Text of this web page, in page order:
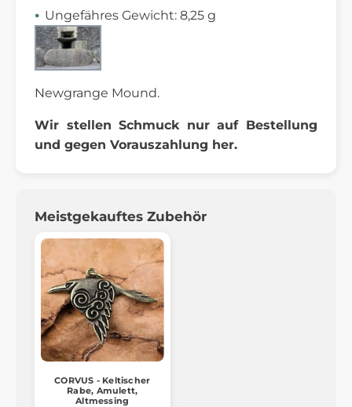
Ungefähres Gewicht: 8,25 g
Newgrange Mound.
Wir stellen Schmuck nur auf Bestellung
und gegen Vorauszahlung her.
Meistgekauftes Zubehör
CORVUS - Keltischer
Rabe, Amulett,
Altmessing